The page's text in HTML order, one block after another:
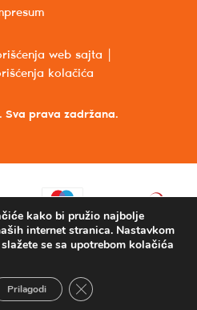
Sva prava zadržana.
web sajta
kolačića
kako bi pružio najbolje
internet stranica. Nastavkom
se sa upotrebom kolačića
Prilagodi Close GDPR Cookie